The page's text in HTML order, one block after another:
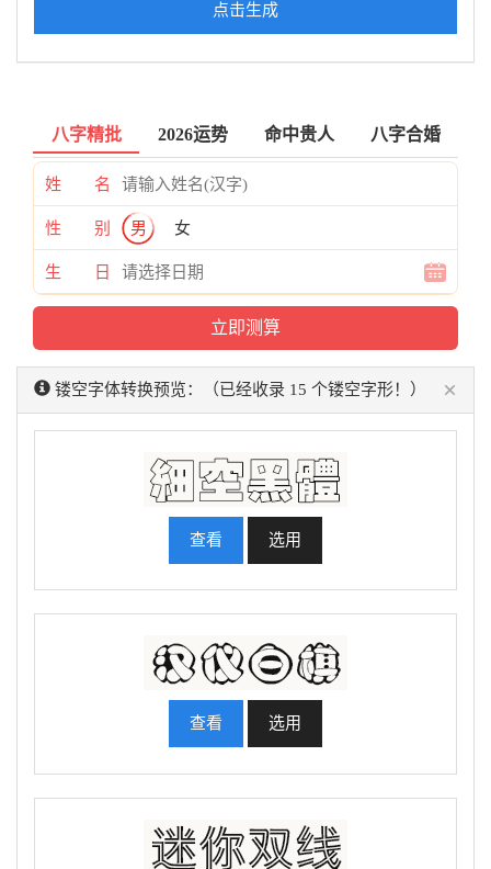
点击生成
八字精批 2026运势 命中贵人 八字合婚
姓 名
性 别 男 女
生 日
镂空字体转换预览：（已经收录 15 个镂空字形！） ×
查看 选用
查看 选用